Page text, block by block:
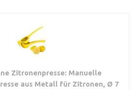
Zitronenpresse: Manuelle
aus Metall für Zitronen, Ø 7